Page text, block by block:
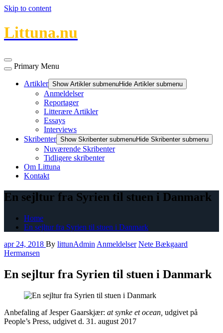
Skip to content
Littuna.nu
Primary Menu
Artikler Show Artikler submenuHide Artikler submenu
Anmeldelser
Reportager
Litterære Artikler
Essays
Interviews
Skribenter Show Skribenter submenuHide Skribenter submenu
Nuværende Skribenter
Tidligere skribenter
Om Littuna
Kontakt
En sejltur fra Syrien til stuen i Danmark
Home
En sejltur fra Syrien til stuen i Danmark
apr 24, 2018 By littunAdmin Anmeldelser Nete Bækgaard
Hermansen
En sejltur fra Syrien til stuen i Danmark
Anbefaling af Jesper Gaarskjær: at synke et ocean, udgivet på
People’s Press, udgivet d. 31. august 2017